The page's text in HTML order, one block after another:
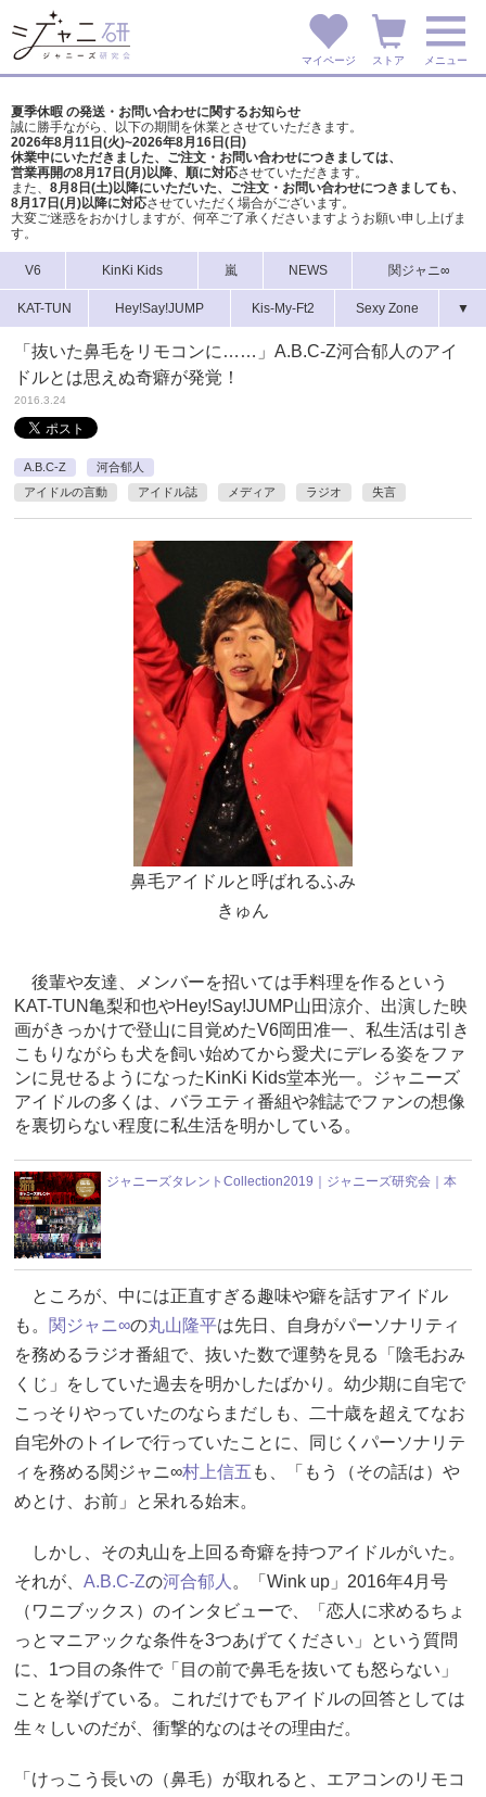
マイページ ストア メニュー
夏季休暇 の発送・お問い合わせに関するお知らせ
誠に勝手ながら、以下の期間を休業とさせていただきます。
2026年8月11日(火)~2026年8月16日(日)
休業中にいただきました、ご注文・お問い合わせにつきましては、
営業再開の8月17日(月)以降、順に対応させていただきます。
また、 8月8日(土)以降にいただいた、ご注文・ お問い合わせにつきましても、
8月17日(月)以降に対応させていただく場合がございます。
大変ご迷惑をおかけしますが、 何卒ご了承くださいますようお願い申し上げま
す。
V6 KinKi Kids 嵐 NEWS 関ジャニ∞
KAT-TUN Hey!Say!JUMP Kis-My-Ft2 Sexy Zone ▼
「抜いた鼻毛をリモコンに……」A.B.C-Z河合郁人のアイ
ドルとは思えぬ奇癖が発覚！
2016.3.24
A.B.C-Z
河合郁人
アイドルの言動
アイドル誌 メディア ラジオ 失言
鼻毛アイドルと呼ばれるふみ
きゅん
後輩や友達、メンバーを招いては手料理を作るという
KAT-TUN亀梨和也やHey!Say!JUMP山田涼介、出演した映
画がきっかけで登山に目覚めたV6岡田准一、私生活は引き
こもりながらも犬を飼い始めてから愛犬にデレる姿をファ
ンに見せるようになったKinKi Kids堂本光一。ジャニーズ
アイドルの多くは、バラエティ番組や雑誌でファンの想像
を裏切らない程度に私生活を明かしている。
ジャニーズタレントCollection2019｜ジャニーズ研究会｜本
ところが、中には正直すぎる趣味や癖を話すアイドル
も。 関ジャニ∞の丸山隆平は先日、自身がパーソナリティ
を務めるラジオ番組で、抜いた数で運勢を見る「陰毛おみ
くじ」をしていた過去を明かしたばかり。幼少期に自宅で
こっそりやっていたのならまだしも、二十歳を超えてなお
自宅外のトイレで行っていたことに、同じくパーソナリテ
ィを務める関ジャニ∞村上信五 も、「もう（その話は）や
めとけ、お前」と呆れる始末。
しかし、その丸山を上回る奇癖を持つアイドルがいた。
それが、 A.B.C-Zの河合郁人 。「Wink up」2016年4月号
（ワニブックス）のインタビューで、「恋人に求めるちょ
っとマニアックな条件を3つあげてください」という質問
に、1つ目の条件で「目の前で鼻毛を抜いても怒らない」
ことを挙げている。これだけでもアイドルの回答としては
生々しいのだが、衝撃的なのはその理由だ。
「けっこう長いの（鼻毛）が取れると、エアコンのリモコ